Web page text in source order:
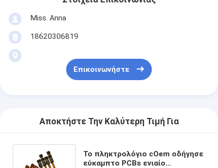
Miss. Anna
18620306819
Επικοινωνήστε
Αποκτήστε Την Καλύτερη Τιμή Για
Το πληκτρολόγιο cOem οδήγησε
εύκαμπτο PCBs ενιαίο